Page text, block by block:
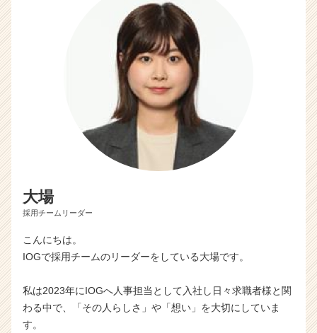
大場
採用チームリーダー
こんにちは。
IOGで採用チームのリーダーをしている大場です。
私は2023年にIOGへ人事担当として入社し日々求職者様と関
わる中で、「その人らしさ」や「想い」を大切にしていま
す。